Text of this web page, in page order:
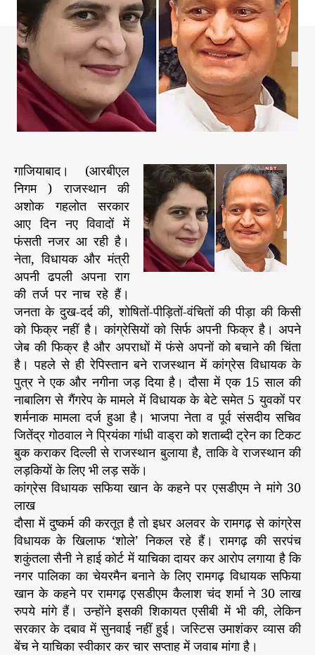
h
o
r
e
न
की
ल
ड़
कि
यों
की
हा
ल
त
मौ
क्यों
?
गाजियाबाद। (आरबीएल
निगम ) राजस्थान की
अशोक गहलोत सरकार
आए दिन नए विवादों में
फंसती नजर आ रही है।
नेता, विधायक और मंत्री
अपनी ढपली अपना राग
की तर्ज पर नाच रहे हैं।
जनता के दुख-दर्द की, शोषितों-पीड़ितों-वंचितों की पीड़ा की किसी
को फिक्र नहीं है। कांग्रेसियों को सिर्फ अपनी फिक्र है। अपने
जेब की फिक्र है और अपराधों में फंसे अपनों को बचाने की चिंता
है। पहले से ही रेपिस्तान बने राजस्थान में कांग्रेस विधायक के
पुत्र ने एक और नगीना जड़ दिया है। दौसा में एक 15 साल की
नाबालिग से गैंगरेप के मामले में विधायक के बेटे समेत 5 युवकों पर
शर्मनाक मामला दर्ज हुआ है। भाजपा नेता व पूर्व संसदीय सचिव
जितेंद्र गोठवाल ने प्रियंका गांधी वाड्रा को शताब्दी ट्रेन का टिकट
बुक कराकर दिल्ली से राजस्थान बुलाया है, ताकि वे राजस्थान की
लड़कियों के लिए भी लड़ सकें।
कांग्रेस विधायक सफिया खान के कहने पर एसडीएम ने मांगे 30
लाख
दौसा में दुष्कर्म की करतूत है तो इधर अलवर के रामगढ़ से कांग्रेस
विधायक के खिलाफ ‘शोले’ निकल रहे हैं। रामगढ़ की सरपंच
शकुंतला सैनी ने हाई कोर्ट में याचिका दायर कर आरोप लगाया है कि
नगर पालिका का चेयरमैन बनाने के लिए रामगढ़ विधायक सफिया
खान के कहने पर रामगढ़ एसडीएम कैलाश चंद शर्मा ने 30 लाख
रुपये मांगे हैं। उन्होंने इसकी शिकायत एसीबी में भी की, लेकिन
सरकार के दबाव में सुनवाई नहीं हुई। जस्टिस उमाशंकर व्यास की
बेंच ने याचिका स्वीकार कर चार सप्ताह में जवाब मांगा है।